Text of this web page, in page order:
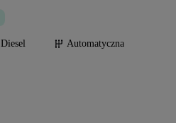
Diesel
Automatyczna